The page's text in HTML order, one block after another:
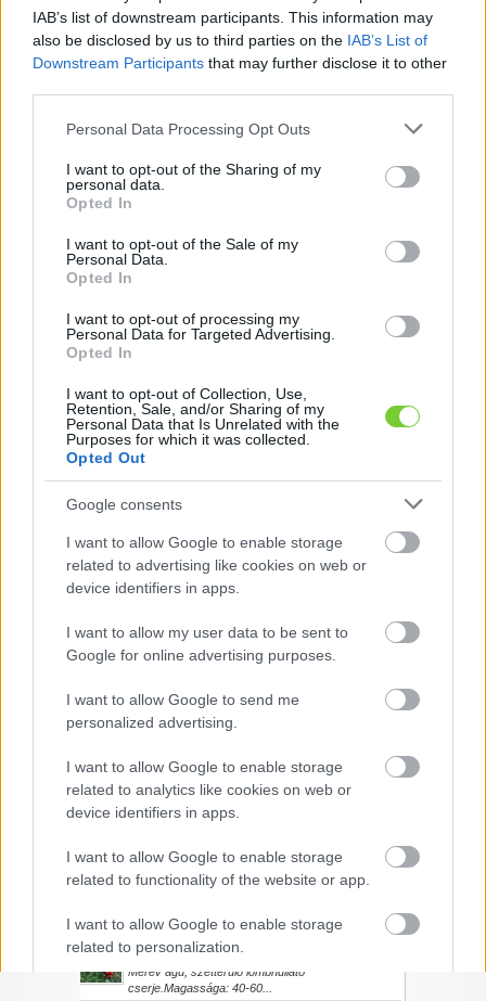
IAB’s list of downstream participants. This information may
also be disclosed by us to third parties on the IAB’s List of
Downstream Participants that may further disclose it to other
Please note that this website/app uses one or more Google
not limited to your visit or usage behaviour. You may click to
grant or deny consent to Google and its third-party tags to
use your data for below specified purposes in below Google
consent section.
Personal Data Processing Opt Outs
I want to opt-out of the Sharing of my
personal data.
Opted In
I want to opt-out of the Sale of my
Personal Data.
Opted In
I want to opt-out of processing my
Personal Data for Targeted Advertising.
Opted In
I want to opt-out of Collection, Use,
Retention, Sale, and/or Sharing of my
Personal Data that Is Unrelated with the
Purposes for which it was collected.
Opted Out
Google consents
I want to allow Google to enable storage
related to advertising like cookies on web or
device identifiers in apps.
I want to allow my user data to be sent to
Google for online advertising purposes.
I want to allow Google to send me
personalized advertising.
I want to allow Google to enable storage
related to analytics like cookies on web or
device identifiers in apps.
I want to allow Google to enable storage
related to functionality of the website or app.
I want to allow Google to enable storage
related to personalization.
I want to allow Google to enable storage
Felhasználónév
Jelszó
Elfelejtette jelszavát?
Bejelentkezés
faiskola.hu
Kertészeti, kerti termékek és szolgáltatások térképes
KERTÉSZ ÉS KERTÉSZET REGISZTRÁCIÓ
Madárbirs
(Cotoneaster hybrid
'Bella')
Magyarországon nemesített madárbirs, fényes zöld
fajtája. Kitűnő talajtakaró. Télálló!
Hasonló növények
Kerti madárbirs (Cotoneaster horizontalis
Merev ágú, szétterülő lombhullató
cserje.Magassága: 40-60...